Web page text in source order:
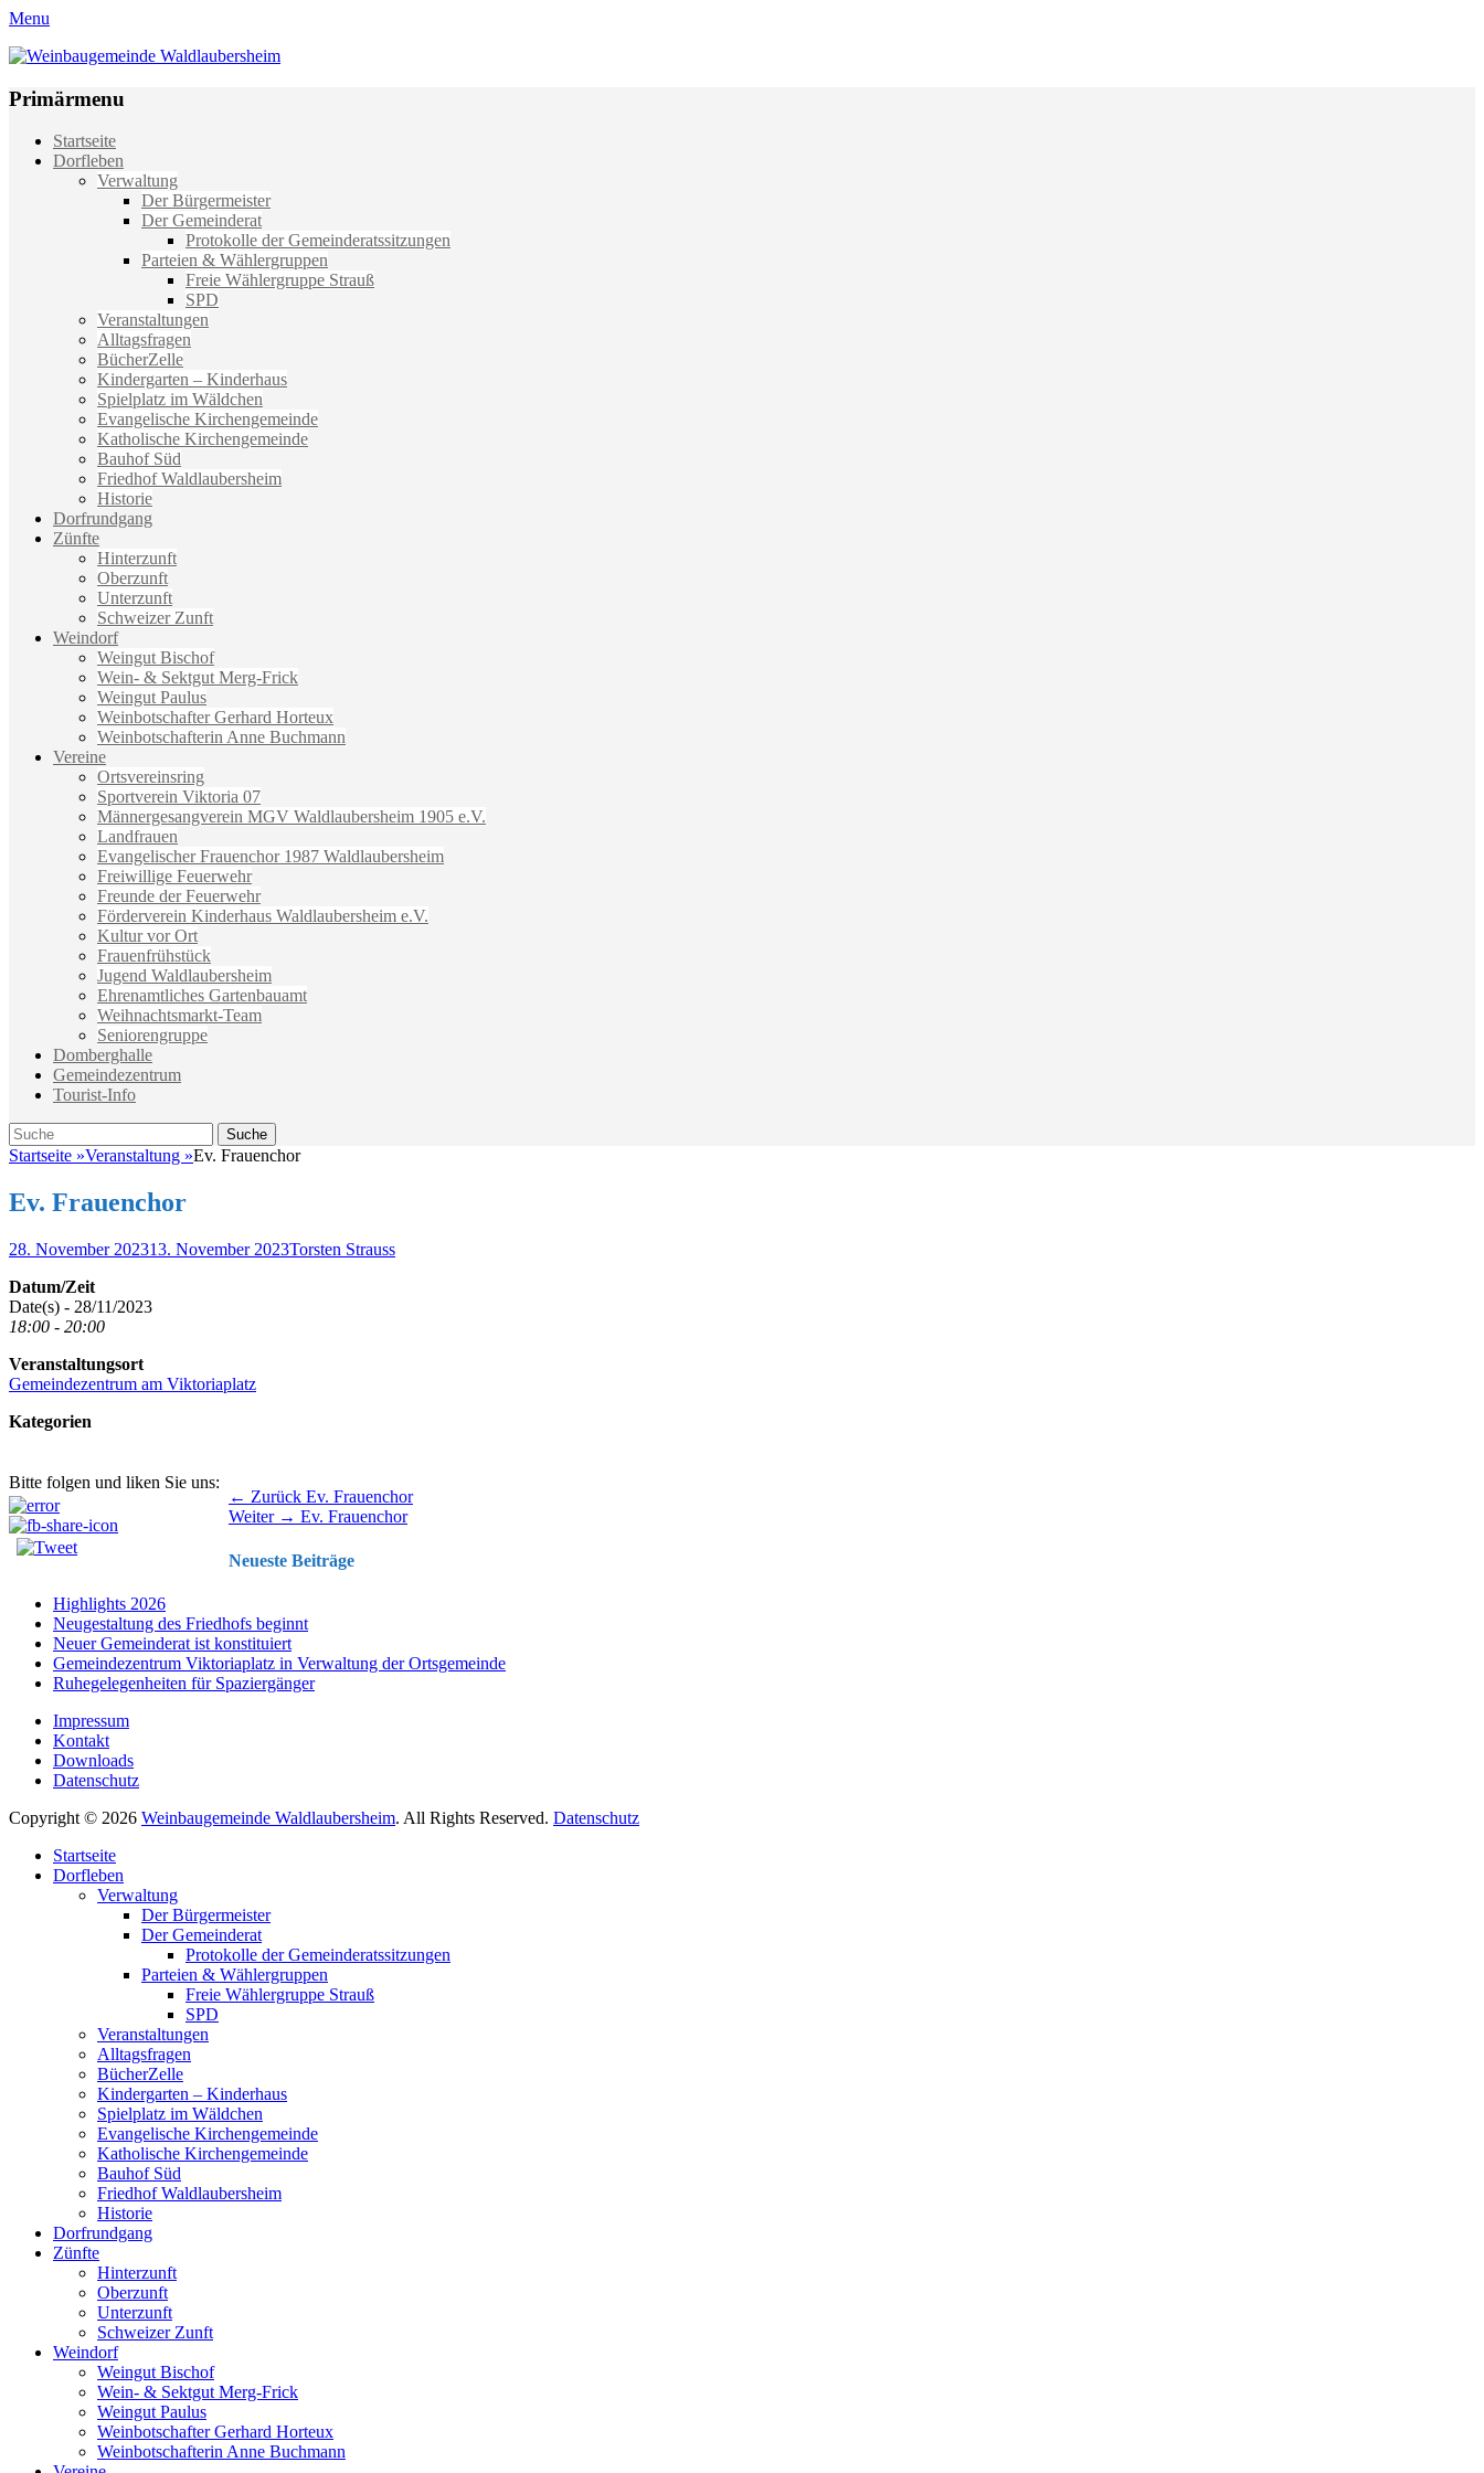
Menu
Weinbaugemeinde Waldlaubersheim
Primärmenu
Weiter
zum
Startseite
Dorfleben
Verwaltung
Der Bürgermeister
Der Gemeinderat
Protokolle der Gemeinderatssitzungen
Parteien & Wählergruppen
Freie Wählergruppe Strauß
SPD
Veranstaltungen
Alltagsfragen
BücherZelle
Kindergarten – Kinderhaus
Spielplatz im Wäldchen
Evangelische Kirchengemeinde
Katholische Kirchengemeinde
Bauhof Süd
Friedhof Waldlaubersheim
Historie
Dorfrundgang
Zünfte
Hinterzunft
Oberzunft
Unterzunft
Schweizer Zunft
Weindorf
Weingut Bischof
Wein- & Sektgut Merg-Frick
Weingut Paulus
Weinbotschafter Gerhard Horteux
Weinbotschafterin Anne Buchmann
Vereine
Ortsvereinsring
Sportverein Viktoria 07
Männergesangverein MGV Waldlaubersheim 1905 e.V.
Landfrauen
Evangelischer Frauenchor 1987 Waldlaubersheim
Freiwillige Feuerwehr
Freunde der Feuerwehr
Förderverein Kinderhaus Waldlaubersheim e.V.
Kultur vor Ort
Frauenfrühstück
Jugend Waldlaubersheim
Ehrenamtliches Gartenbauamt
Weihnachtsmarkt-Team
Seniorengruppe
Domberghalle
Gemeindezentrum
Tourist-Info
Suche
Suche
nach:
Startseite »Veranstaltung »Ev. Frauenchor
Ev. Frauenchor
Veröffentlicht
28. November 202313. November 2023Autor
Torsten Strauss
Datum/Zeit
Date(s) - 28/11/2023
18:00 - 20:00
Veranstaltungsort
Gemeindezentrum am Viktoriaplatz
Kategorien
Bitte folgen und liken Sie uns:
Beitragsnavigation ← Zurück Vorhergehender
Beitrag:
Ev. Frauenchor
Weiter → Nächster
Ev. Frauenchor
Neueste Beiträge
Highlights 2026
Neugestaltung des Friedhofs beginnt
Neuer Gemeinderat ist konstituiert
Gemeindezentrum Viktoriaplatz in Verwaltung der Ortsgemeinde
Ruhegelegenheiten für Spaziergänger
Impressum
Kontakt
Downloads
Datenschutz
Copyright © 2026 Weinbaugemeinde Waldlaubersheim. All Rights Reserved. Datenschutz
oben
scrollen
Startseite
Dorfleben
Verwaltung
Der Bürgermeister
Der Gemeinderat
Protokolle der Gemeinderatssitzungen
Parteien & Wählergruppen
Freie Wählergruppe Strauß
SPD
Veranstaltungen
Alltagsfragen
BücherZelle
Kindergarten – Kinderhaus
Spielplatz im Wäldchen
Evangelische Kirchengemeinde
Katholische Kirchengemeinde
Bauhof Süd
Friedhof Waldlaubersheim
Historie
Dorfrundgang
Zünfte
Hinterzunft
Oberzunft
Unterzunft
Schweizer Zunft
Weindorf
Weingut Bischof
Wein- & Sektgut Merg-Frick
Weingut Paulus
Weinbotschafter Gerhard Horteux
Weinbotschafterin Anne Buchmann